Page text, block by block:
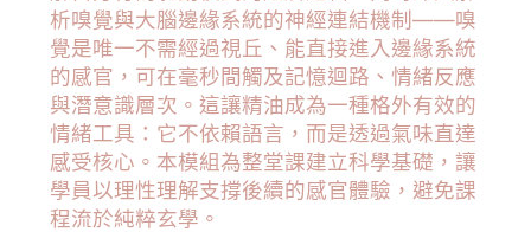
析嗅覺與大腦邊緣系統的神經連結機制——嗅
覺是唯一不需經過視丘、能直接進入邊緣系統
的感官，可在毫秒間觸及記憶迴路、情緒反應
與潛意識層次。這讓精油成為一種格外有效的
情緒工具：它不依賴語言，而是透過氣味直達
感受核心。本模組為整堂課建立科學基礎，讓
學員以理性理解支撐後續的感官體驗，避免課
程流於純粹玄學。